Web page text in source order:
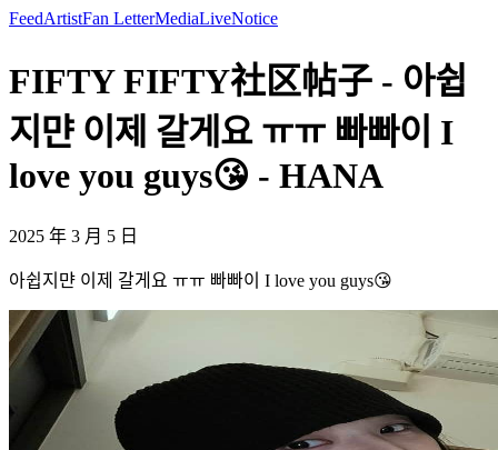
FeedArtistFan LetterMediaLiveNotice
FIFTY FIFTY社区帖子 - 아쉽
지먄 이제 갈게요 ㅠㅠ 빠빠이 I
love you guys😘 - HANA
2025 年 3 月 5 日
아쉽지먄 이제 갈게요 ㅠㅠ 빠빠이 I love you guys😘